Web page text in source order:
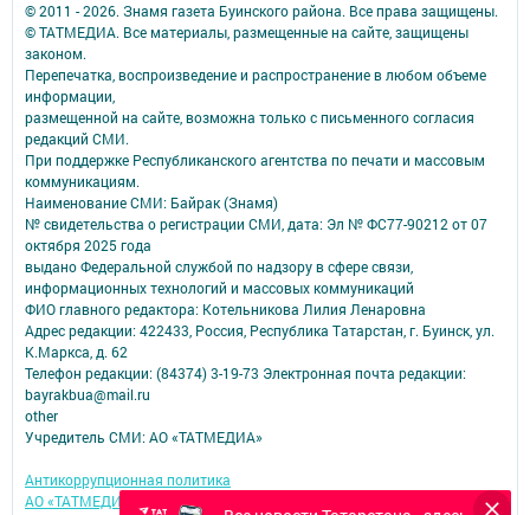
© 2011 - 2026. Знамя газета Буинского района. Все права защищены.
© ТАТМЕДИА. Все материалы, размещенные на сайте, защищены
законом.
Перепечатка, воспроизведение и распространение в любом объеме
информации,
размещенной на сайте, возможна только с письменного согласия
редакций СМИ.
При поддержке Республиканского агентства по печати и массовым
коммуникациям.
Наименование СМИ: Байрак (Знамя)
№ свидетельства о регистрации СМИ, дата: Эл № ФС77-90212 от 07
октября 2025 года
выдано Федеральной службой по надзору в сфере связи,
информационных технологий и массовых коммуникаций
ФИО главного редактора: Котельникова Лилия Ленаровна
Адрес редакции: 422433, Россия, Республика Татарстан, г. Буинск, ул.
К.Маркса, д. 62
Телефон редакции: (84374) 3-19-73 Электронная почта редакции:
bayrakbua@mail.ru
other
Учредитель СМИ: АО «ТАТМЕДИА»
Антикоррупционная политика
АО «ТАТМЕДИА» использует «cookie»
для персонализации сервисов и